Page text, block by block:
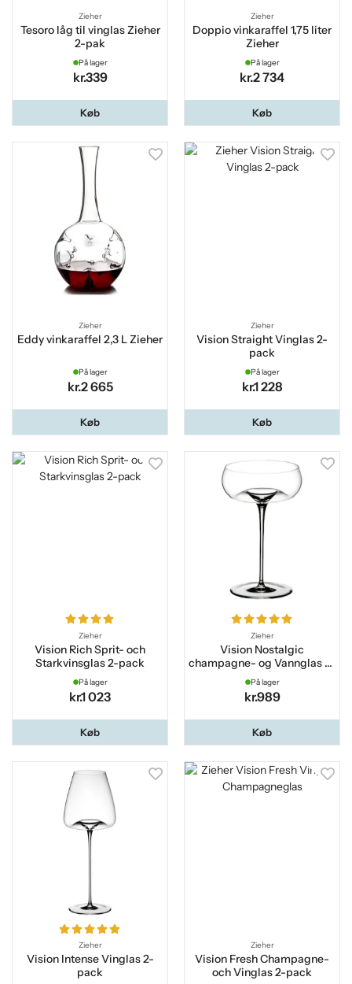
Zieher
Tesoro låg til vinglas Zieher
2-pak
På lager
kr.339
Køb
Zieher
Doppio vinkaraffel 1,75 liter
Zieher
På lager
kr.2 734
Køb
Zieher
Eddy vinkaraffel 2,3 L Zieher
På lager
kr.2 665
Køb
Zieher
Vision Straight Vinglas 2-
pack
På lager
kr.1 228
Køb
Zieher
Vision Rich Sprit- och
Starkvinsglas 2-pack
På lager
kr.1 023
Køb
Zieher
Vision Nostalgic
champagne- og Vannglas 2-
pack
På lager
kr.989
Køb
Zieher
Vision Intense Vinglas 2-
pack
Zieher
Vision Fresh Champagne-
och Vinglas 2-pack